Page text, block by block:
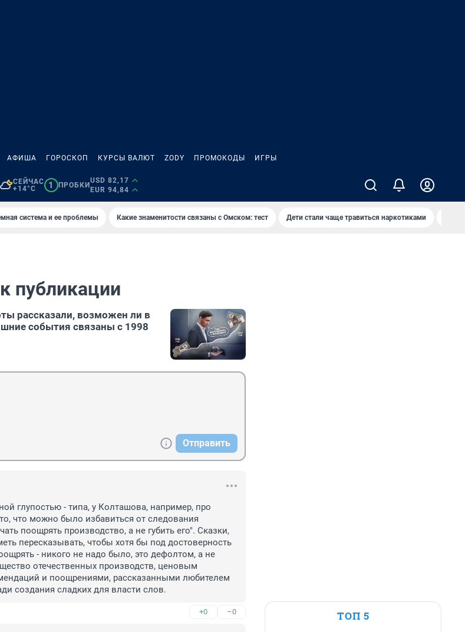
АФИША ГОРОСКОП КУРСЫ ВАЛЮТ ZODY ПРОМОКОДЫ ИГРЫ
СЕЙЧАС
+14°C
1 ПРОБКИ
USD 82,17
EUR 94,84
система и ее проблемы Какие знаменитости связаны с Омском: тест Дети стали чаще травиться наркотиками
публикации
рассказали, возможен ли в
события связаны с 1998
Отправить
глупостью - типа, у Колташова, например, про
что можно было избавиться от следования
поощрять производство, а не губить его". Сказки,
пересказывать, чтобы хотя бы под достоверность
- никого не надо было, это дефолтом, а не
отечественных производств, ценовым
и поощрениями, рассказанными любителем
создания сладких для власти слов.
+0 –0 ТОП 5